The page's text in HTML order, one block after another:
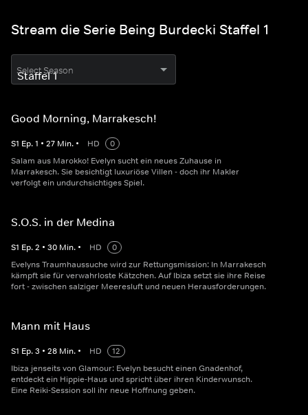
Stream die Serie Being Burdecki Staffel 1
Select Season
Good Morning, Marrakesch!
S1 Ep.1 • 27 Min. • HD
0
Salam aus Marokko! Evelyn sucht ein neues Zuhause in
Marrakesch. Sie besichtigt luxuriöse Villen - doch ihr Makler
verfolgt ein undurchsichtiges Spiel.
S.O.S. in der Medina
S1 Ep.2 • 30 Min. • HD
0
Evelyns Traumhaussuche wird zur Rettungsmission: In Marrakesch
kämpft sie für verwahrloste Kätzchen. Auf Ibiza setzt sie ihre Reise
fort - zwischen salziger Meeresluft und neuen Herausforderungen.
Mann mit Haus
S1 Ep.3 • 28 Min. • HD
12
Ibiza jenseits von Glamour: Evelyn besucht einen Gnadenhof,
entdeckt ein Hippie-Haus und spricht über ihren Kinderwunsch.
Eine Reiki-Session soll ihr neue Hoffnung geben.